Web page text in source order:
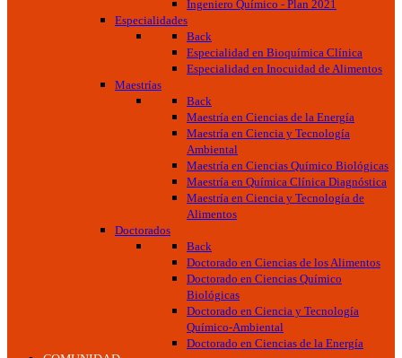
Ingeniero Químico - Plan 2021
Especialidades
Back
Especialidad en Bioquímica Clínica
Especialidad en Inocuidad de Alimentos
Maestrías
Back
Maestría en Ciencias de la Energía
Maestría en Ciencia y Tecnología
Ambiental
Maestría en Ciencias Químico Biológicas
Maestría en Química Clínica Diagnóstica
Maestría en Ciencia y Tecnología de
Alimentos
Doctorados
Back
Doctorado en Ciencias de los Alimentos
Doctorado en Ciencias Químico
Biológicas
Doctorado en Ciencia y Tecnología
Químico-Ambiental
Doctorado en Ciencias de la Energía